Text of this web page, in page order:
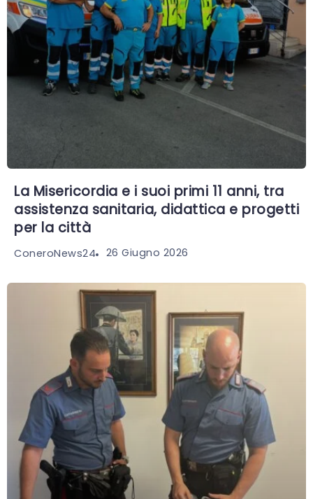
La Misericordia e i suoi primi 11 anni, tra
assistenza sanitaria, didattica e progetti
per la città
ConeroNews24 26 Giugno 2026